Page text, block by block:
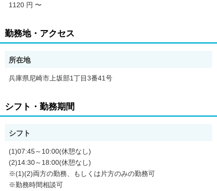
1120 円 〜
勤務地・アクセス
所在地
兵庫県尼崎市上坂部1丁目3番41号
シフト・勤務期間
シフト
(1)07:45～10:00(休憩なし)
(2)14:30～18:00(休憩なし)
※(1)(2)両方の勤務、もしくは片方のみの勤務可
※勤務時間相談可